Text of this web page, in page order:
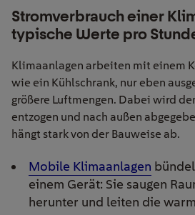
Stromverbrauch einer
typische Werte pro
Klimaanlagen arbeiten mit einem
wie ein Kühlschrank, nur eben
größere Luftmengen. Dabei wird
entzogen und nach außen
hängt stark von der Bauweise ab.
Mobile Klimaanlagen
einem Gerät: Sie saugen
herunter und leiten die